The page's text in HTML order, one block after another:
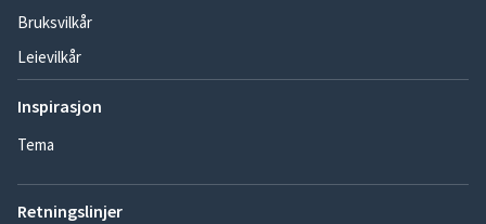
Bruksvilkår
Leievilkår
Inspirasjon
Tema
Retningslinjer